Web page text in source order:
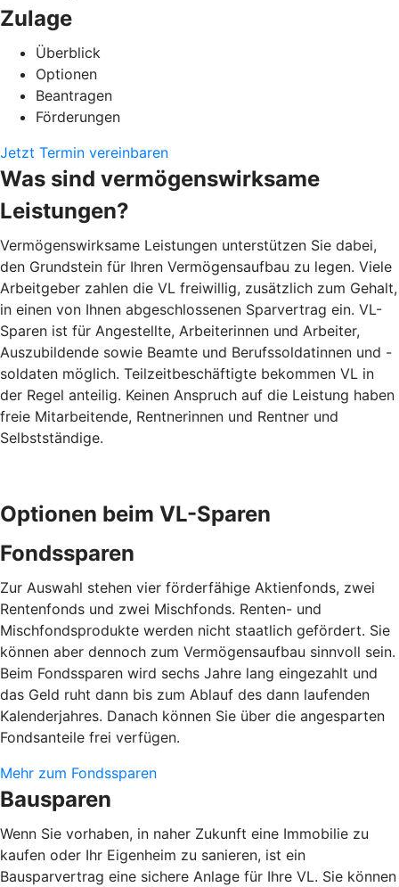
Zulage
Überblick
Optionen
Beantragen
Förderungen
Jetzt Termin vereinbaren
Was sind vermögenswirksame
Leistungen?
Vermögenswirksame Leistungen unterstützen Sie dabei,
den Grundstein für Ihren Vermögensaufbau zu legen. Viele
Arbeitgeber zahlen die VL freiwillig, zusätzlich zum Gehalt,
in einen von Ihnen abgeschlossenen Sparvertrag ein. VL-
Sparen ist für Angestellte, Arbeiterinnen und Arbeiter,
Auszubildende sowie Beamte und Berufssoldatinnen und -
soldaten möglich. Teilzeitbeschäftigte bekommen VL in
der Regel anteilig. Keinen Anspruch auf die Leistung haben
freie Mitarbeitende, Rentnerinnen und Rentner und
Selbstständige.
Optionen beim VL-Sparen
Fondssparen
Zur Auswahl stehen vier förderfähige Aktienfonds, zwei
Rentenfonds und zwei Mischfonds. Renten- und
Mischfondsprodukte werden nicht staatlich gefördert. Sie
können aber dennoch zum Vermögensaufbau sinnvoll sein.
Beim Fondssparen wird sechs Jahre lang eingezahlt und
das Geld ruht dann bis zum Ablauf des dann laufenden
Kalenderjahres. Danach können Sie über die angesparten
Fondsanteile frei verfügen.
Mehr zum Fondssparen
Bausparen
Wenn Sie vorhaben, in naher Zukunft eine Immobilie zu
kaufen oder Ihr Eigenheim zu sanieren, ist ein
Bausparvertrag eine sichere Anlage für Ihre VL. Sie können